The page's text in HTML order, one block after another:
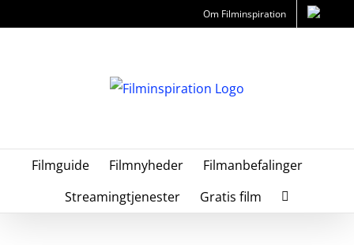
Om Filminspiration
Filmguide Filmnyheder
Filmanbefalinger
Streamingtjenester
Gratis film